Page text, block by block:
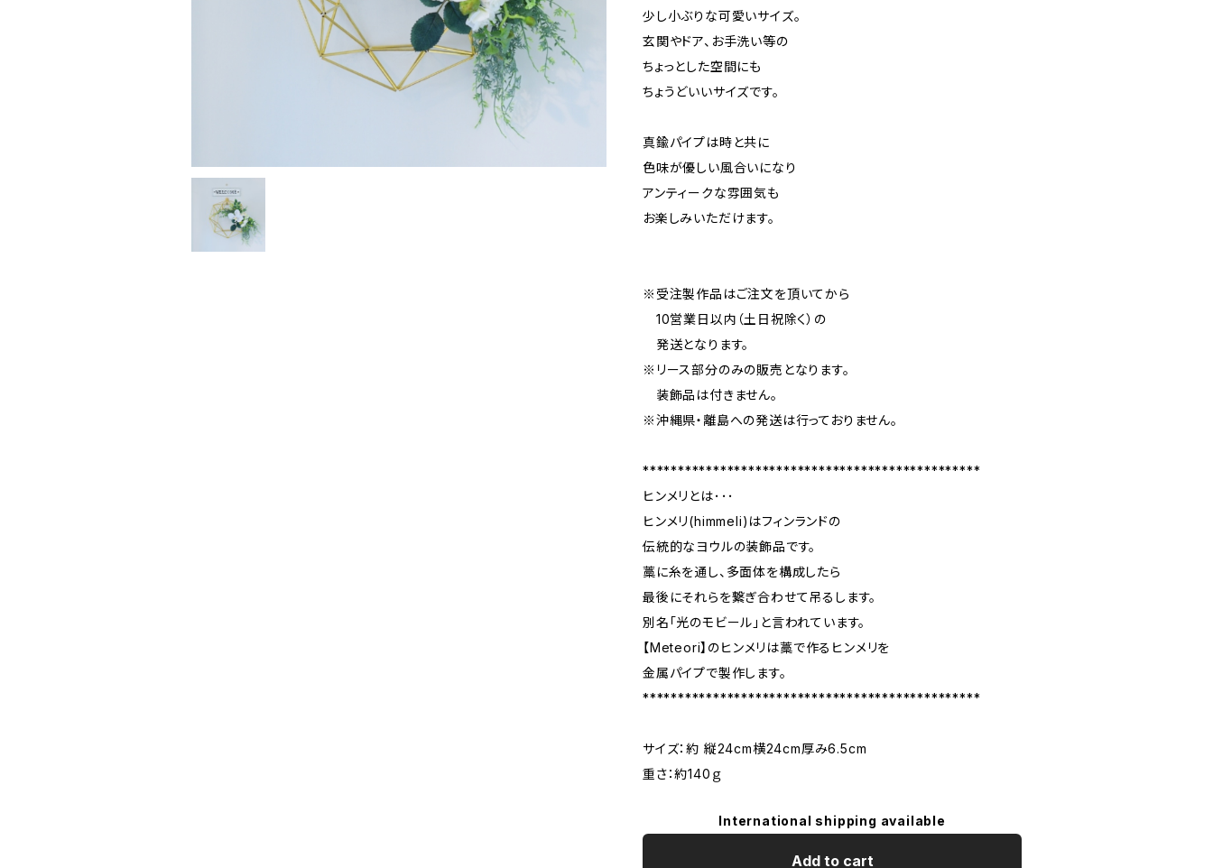
少し小ぶりな可愛いサイズ。
玄関やドア、お手洗い等の
ちょっとした空間にも
ちょうどいいサイズです。
真鍮パイプは時と共に
色味が優しい風合いになり
アンティークな雰囲気も
お楽しみいただけます。
※受注製作品はご注文を頂いてから
10営業日以内（土日祝除く）の
発送となります。
※リース部分のみの販売となります。
装飾品は付きません。
※沖縄県・離島への発送は行っておりません。
************************************************
ヒンメリとは･･･
ヒンメリ(himmeli)はフィンランドの
伝統的なヨウルの装飾品です。
藁に糸を通し、多面体を構成したら
最後にそれらを繋ぎ合わせて吊るします。
別名「光のモビール」と言われています。
【Meteori】のヒンメリは藁で作るヒンメリを
金属パイプで製作します。
************************************************
サイズ：約 縦24cm横24cm厚み6.5cm
重さ：約140ｇ
International shipping available
Add to cart